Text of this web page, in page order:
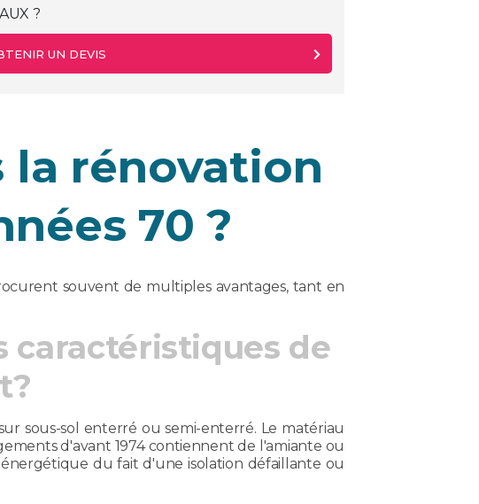
?
UN DEVIS
la rénovation
70 ?
souvent de multiples avantages, tant en
caractéristiques de
sous-sol enterré ou semi-enterré. Le matériau
d'avant 1974 contiennent de l'amiante ou
du fait d'une isolation défaillante ou